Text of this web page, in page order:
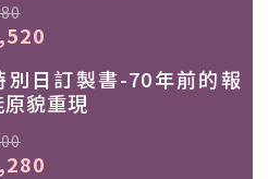
別日訂製書-70年前的報
貌重現